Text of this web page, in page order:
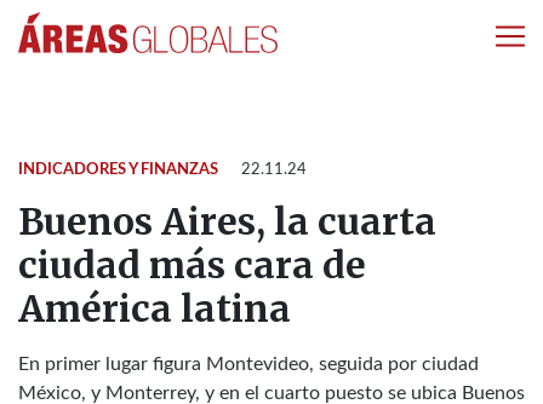
INDICADORES Y FINANZAS 22.11.24
Buenos Aires, la cuarta
ciudad más cara de
América latina
En primer lugar figura Montevideo, seguida por ciudad
México, y Monterrey, y en el cuarto puesto se ubica Buenos